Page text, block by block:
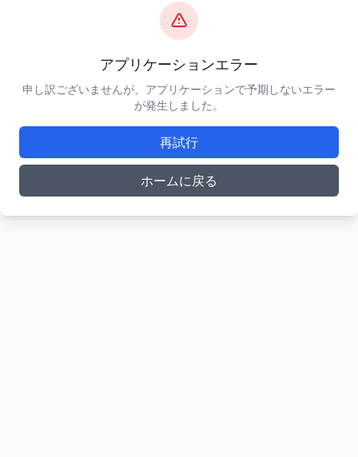
アプリケーションエラー
申し訳ございませんが、アプリケーションで予期しないエラー
が発生しました。
再試行
ホームに戻る